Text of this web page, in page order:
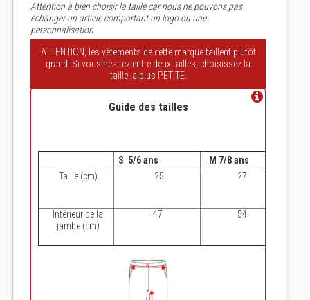
Attention à bien choisir la taille car nous ne pouvons pas
échanger un article comportant un logo ou une
personnalisation
ATTENTION, les vêtements de cette marque taillent plutôt
grand. Si vous hésitez entre deux tailles, choisissez la
taille la plus PETITE.
Guide des tailles
S 5/6 ans M 7/8 ans
Taille (cm)
25 27
Intérieur de la
jambe (cm)
47 54